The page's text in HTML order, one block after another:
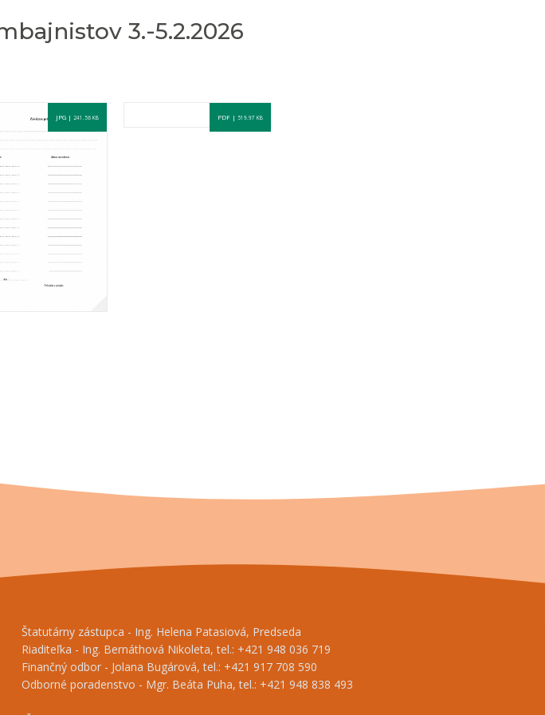
3.-5.2.2026
JPG | 241.56 KB PDF | 519.97 KB
Štatutárny zástupca - Ing. Helena Patasiová, Predseda
Riaditeľka - Ing. Bernáthová Nikoleta, tel.: +421 948 036 719
Finančný odbor - Jolana Bugárová, tel.: +421 917 708 590
Odborné poradenstvo - Mgr. Beáta Puha, tel.: +421 948 838 493